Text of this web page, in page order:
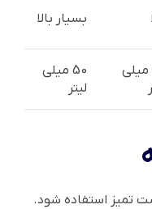
بسیار بالا
50 میلی
50 میلی
لیتر
تمیز استفاده شود.